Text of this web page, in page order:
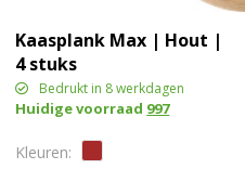
Kaasplank Max | Hout |
4 stuks
Bedrukt in 8 werkdagen
Huidige voorraad 997